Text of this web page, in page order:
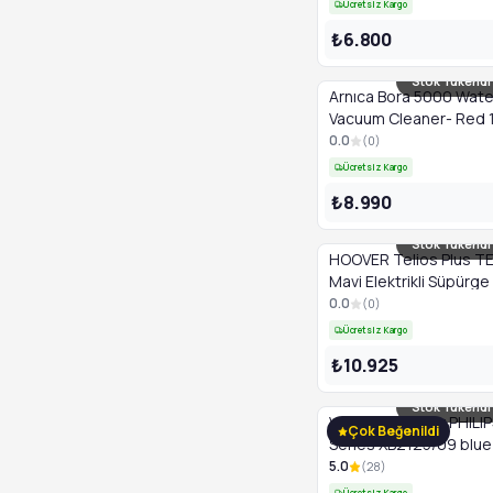
Ücretsiz Kargo
₺6.800
Stok Tükendi
Arnıca Bora 5000
Vacuum Cleaner- Red
0.0 (0)
Ücretsiz Kargo
₺8.990
Stok Tükendi
HOOVER Telios Plus
Mavi Elektrikli Süpürge
0.0 (0)
Ücretsiz Kargo
₺10.925
Stok Tükendi
Çok Beğenildi
Vacuum Cleaner
Series XB2125/09 blue
5.0 (28)